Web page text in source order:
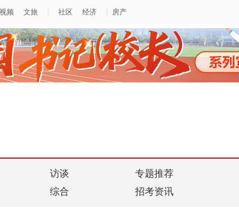
访谈 专题推荐
综合 招考资讯